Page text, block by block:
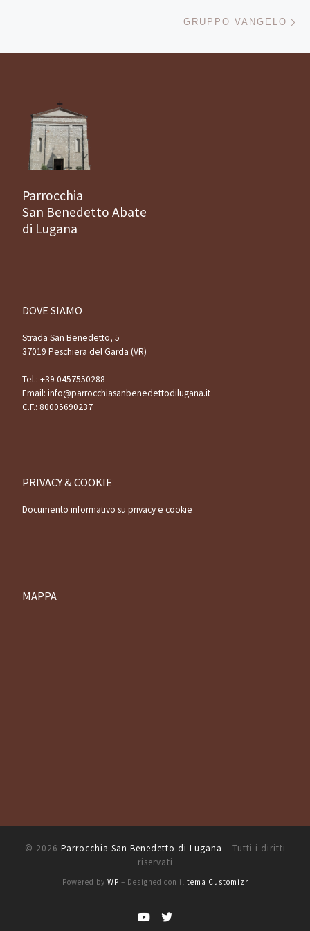
GRUPPO VANGELO
Parrocchia
San Benedetto Abate
di Lugana
DOVE SIAMO
Strada San Benedetto, 5
37019 Peschiera del Garda (VR)
Tel.: +39 0457550288
Email: info@parrocchiasanbenedettodilugana.it
C.F.: 80005690237
PRIVACY & COOKIE
Documento informativo su privacy e cookie
MAPPA
© 2026 Parrocchia San Benedetto di Lugana – Tutti i diritti
riservati
Powered by WP – Designed con il tema Customizr